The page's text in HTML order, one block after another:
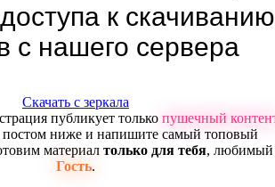
к скачиванию
с нашего сервера
Скачать с зеркала
публикует только пушечный
ниже и напишите самый топовый
материал только для тебя, любимый
Гость.